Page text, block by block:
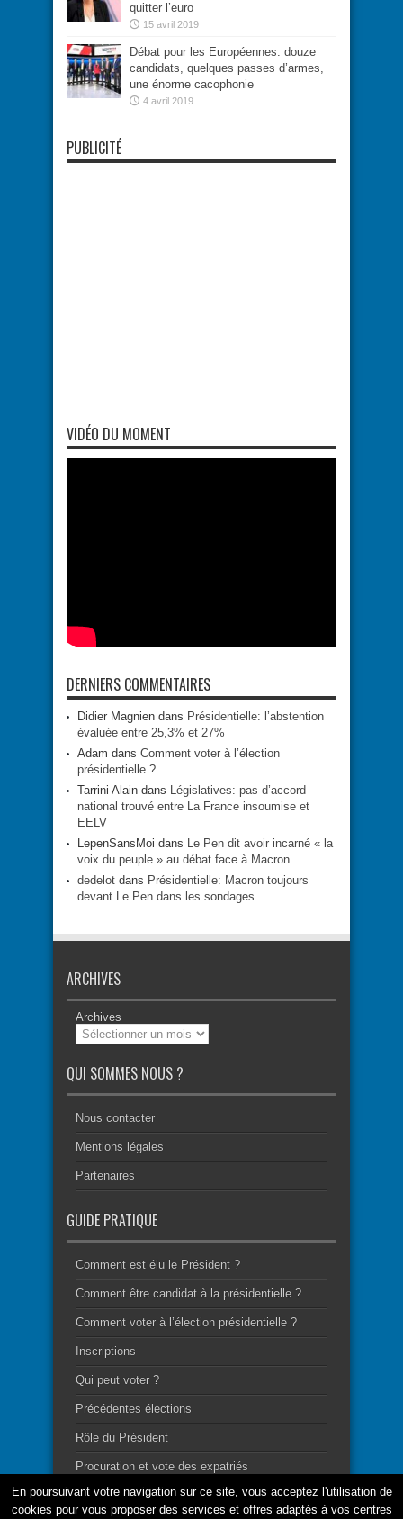
quitter l’euro
15 avril 2019
Débat pour les Européennes: douze
candidats, quelques passes d’armes,
une énorme cacophonie
4 avril 2019
PUBLICITÉ
VIDÉO DU MOMENT
DERNIERS COMMENTAIRES
Didier Magnien dans Présidentielle: l’abstention
évaluée entre 25,3% et 27%
Adam dans Comment voter à l’élection
présidentielle ?
Tarrini Alain dans Législatives: pas d’accord
national trouvé entre La France insoumise et
EELV
LepenSansMoi dans Le Pen dit avoir incarné « la
voix du peuple » au débat face à Macron
dedelot dans Présidentielle: Macron toujours
devant Le Pen dans les sondages
ARCHIVES
Archives
QUI SOMMES NOUS ?
Nous contacter
Mentions légales
Partenaires
GUIDE PRATIQUE
Comment est élu le Président ?
Comment être candidat à la présidentielle ?
Comment voter à l’élection présidentielle ?
Inscriptions
Qui peut voter ?
Précédentes élections
Rôle du Président
Procuration et vote des expatriés
En poursuivant votre navigation sur ce site, vous acceptez l'utilisation de
cookies pour vous proposer des services et offres adaptés à vos centres